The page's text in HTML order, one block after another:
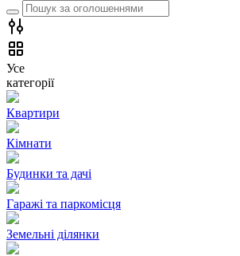
Усе
категорії
Квартири
Кімнати
Будинки та дачі
Гаражі та паркомісця
Земельні ділянки